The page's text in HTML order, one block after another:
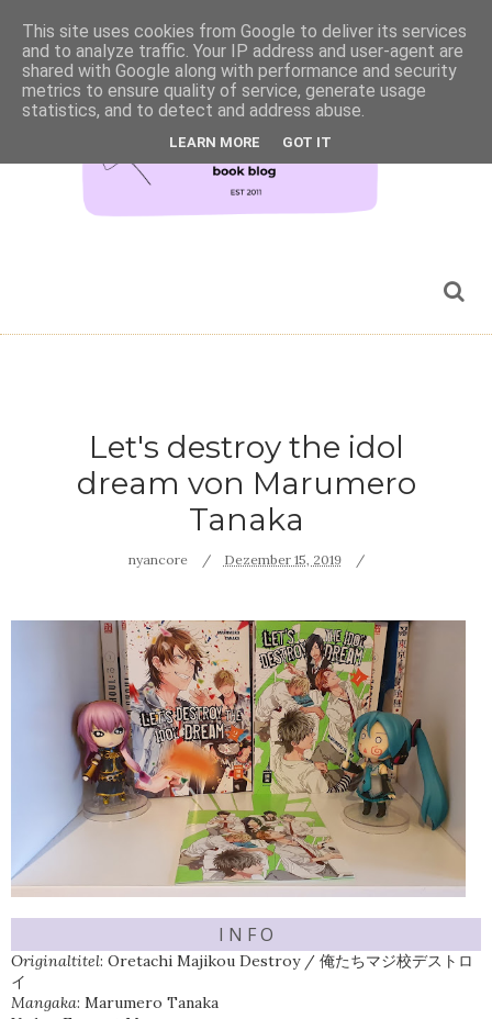
Let's destroy the idol
dream von Marumero
Tanaka
nyancore Dezember 15, 2019
I N F O
Originaltitel: Oretachi Majikou Destroy / 俺たちマジ校デストロ
イ
Mangaka: Marumero Tanaka
This site uses cookies from Google to deliver its services
and to analyze traffic. Your IP address and user-agent are
shared with Google along with performance and security
metrics to ensure quality of service, generate usage
statistics, and to detect and address abuse.
LEARN MORE GOT IT